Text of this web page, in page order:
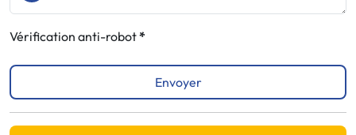
Vérification anti-robot
Envoyer